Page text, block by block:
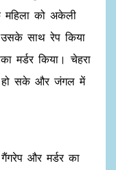
महिला को अकेली
साथ रेप किया
किया। चेहरा
हो सके और जंगल में
और मर्डर का